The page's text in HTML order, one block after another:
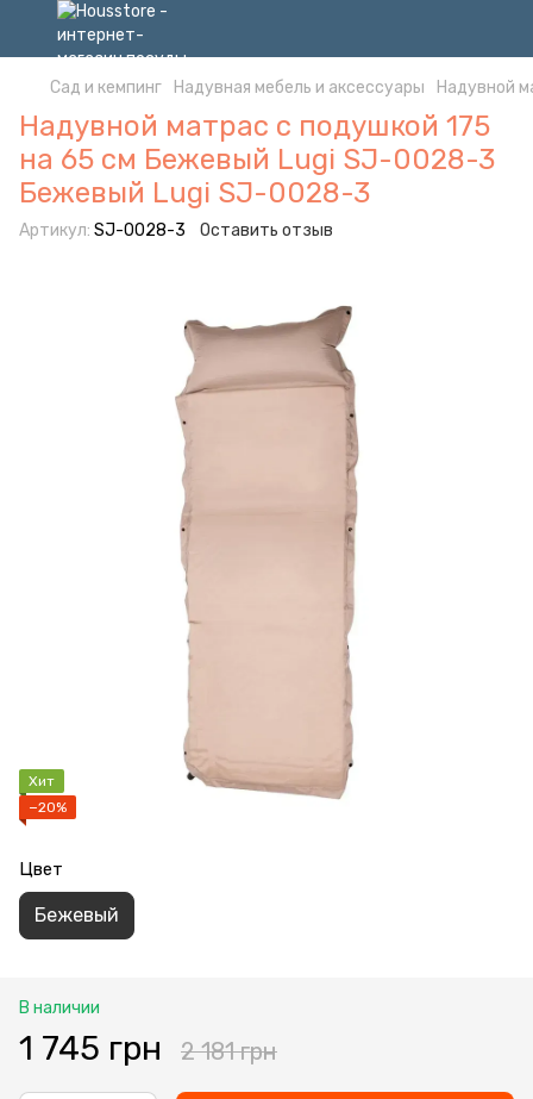
Сад и кемпинг Надувная мебель и аксессуары Надувной
Надувной матрас с подушкой 175
на 65 см Бежевый Lugi SJ-0028-3
Бежевый Lugi SJ-0028-3
Артикул: SJ-0028-3 Оставить отзыв
Хит
−20%
Цвет
Бежевый
В наличии
1 745 грн 2 181 грн